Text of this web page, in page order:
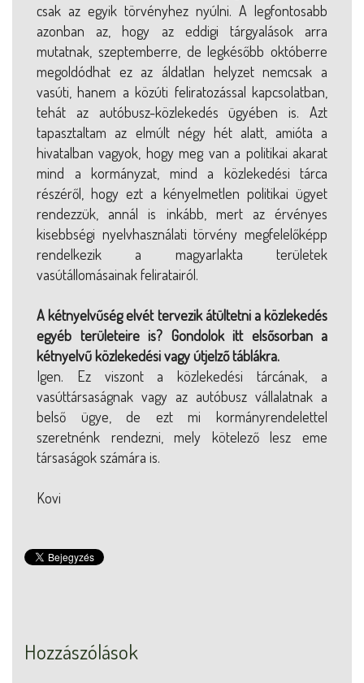
csak az egyik törvényhez nyúlni. A legfontosabb
azonban az, hogy az eddigi tárgyalások arra
mutatnak, szeptemberre, de legkésőbb októberre
megoldódhat ez az áldatlan helyzet nemcsak a
vasúti, hanem a közúti feliratozással kapcsolatban,
tehát az autóbusz-közlekedés ügyében is. Azt
tapasztaltam az elmúlt négy hét alatt, amióta a
hivatalban vagyok, hogy meg van a politikai akarat
mind a kormányzat, mind a közlekedési tárca
részéről, hogy ezt a kényelmetlen politikai ügyet
rendezzük, annál is inkább, mert az érvényes
kisebbségi nyelvhasználati törvény megfelelőképp
rendelkezik a magyarlakta területek
vasútállomásainak feliratairól.
A kétnyelvűség elvét tervezik átültetni a közlekedés
egyéb területeire is? Gondolok itt elsősorban a
kétnyelvű közlekedési vagy útjelző táblákra.
Igen. Ez viszont a közlekedési tárcának, a
vasúttársaságnak vagy az autóbusz vállalatnak a
belső ügye, de ezt mi kormányrendelettel
szeretnénk rendezni, mely kötelező lesz eme
társaságok számára is.
Kovi
Hozzászólások